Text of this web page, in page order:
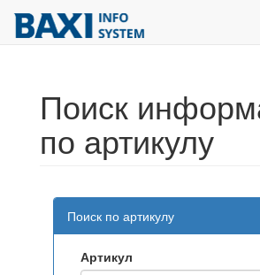
Поиск
по артикулу
Поиск по артикулу
Артикул